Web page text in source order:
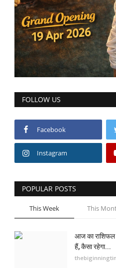
FOLLOW US
Facebook
Instagram
POPULAR POSTS
This Week This
आज का राशिफल
हैं, कैसा रहेगा...